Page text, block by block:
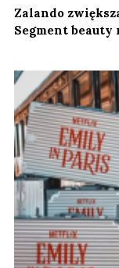
Zalando
Segment